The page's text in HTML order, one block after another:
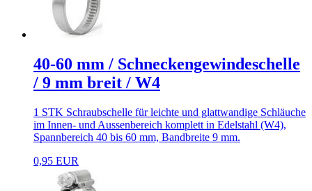
40-60 mm / Schneckengewindeschelle
/ 9 mm breit / W4
1 STK Schraubschelle für leichte und glattwandige Schläuche
im Innen- und Aussenbereich komplett in Edelstahl (W4),
Spannbereich 40 bis 60 mm, Bandbreite 9 mm.
0,95 EUR